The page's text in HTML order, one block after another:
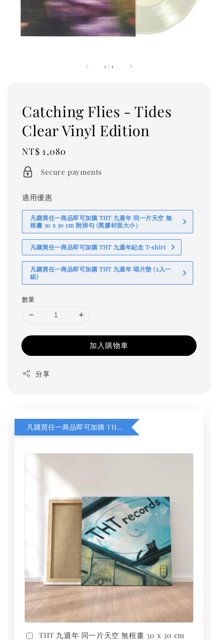
1 /1
Catching Flies - Tides
Clear Vinyl Edition
Regular
price
NT$ 1,080
Secure payments
適用優惠
凡購買任一商品即可加購 THT 九週年 同一片天空 無
框畫 30 x 30 cm 附掛勾 (黑膠封面大小）
凡購買任一商品即可加購 THT 九週年紀念 T-shirt
凡購買任一商品即可加購 THT 九週年 唱片墊 (2入一
組)
數量
加入購物車
分享
凡購買任一商品即可加購 THT 九週年 同一片天空 無框畫 30 x 30 cm 附掛勾 (黑膠封面大小）
THT 九週年 同一片天空 無框畫 30 x 30 cm